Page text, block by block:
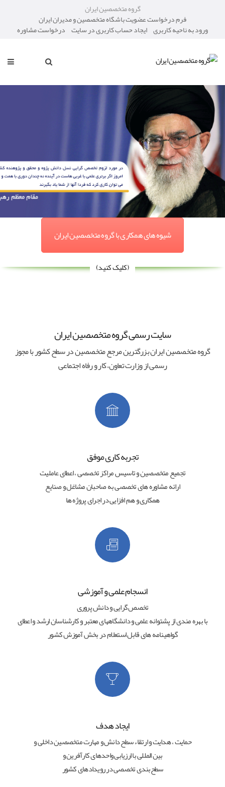
گروه متخصصین ایران
فرم درخواست عضویت باشگاه متخصصین و مدیران ایران
ورود به ناحیه کاربری ایجاد حساب کاربری در سایت درخواست مشاوره
شیوه های همکاری با گروه متخصصین ایران
(کلیک کنید)
سایت رسمی گروه متخصصین ایران
گروه متخصصین ایران بزرگترین مرجع متخصصین در سطح کشور با مجوز
رسمی از وزارت تعاون، کار و رفاه اجتماعی
تجربه کاری موفق
تجمیع متخصصین و تاسیس مراکز تخصصی ، اعطای عاملیت
ارائه مشاوره های تخصصی به صاحبان مشاغل و صنایع
همکاری و هم افزایی در اجرای پروژه ها
انسجام علمی و آموزشی
تخصص گرایی و دانش پروری
با بهره مندی از پشتوانه علمی و دانشگاههای معتبر و کارشناسان ارشد و اعطای
گواهینامه های قابل استعلام در بخش آموزش کشور
ایجاد هدف
حمایت ، هدایت و ارتقاء سطح دانش و مهارت متخصصین داخلی و
بین المللی با ارزیابی واحدهای کارآفرین و
سطح‌بندی تخصصی در رویدادهای کشور